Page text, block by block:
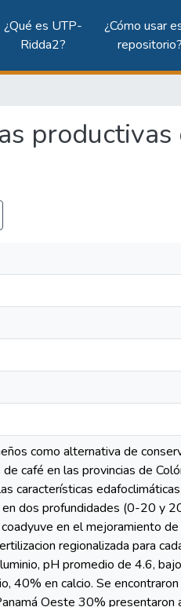
¿Qué es UTP-
Ridda2?
¿Cómo usar
repositorio?
productivas
como alternativa de
café en las provincias de
características
dos profundidades (0-20 y
en el mejoramiento
regionalizada para
pH promedio de 4.6,
40% en calcio. Se
Oeste 30%